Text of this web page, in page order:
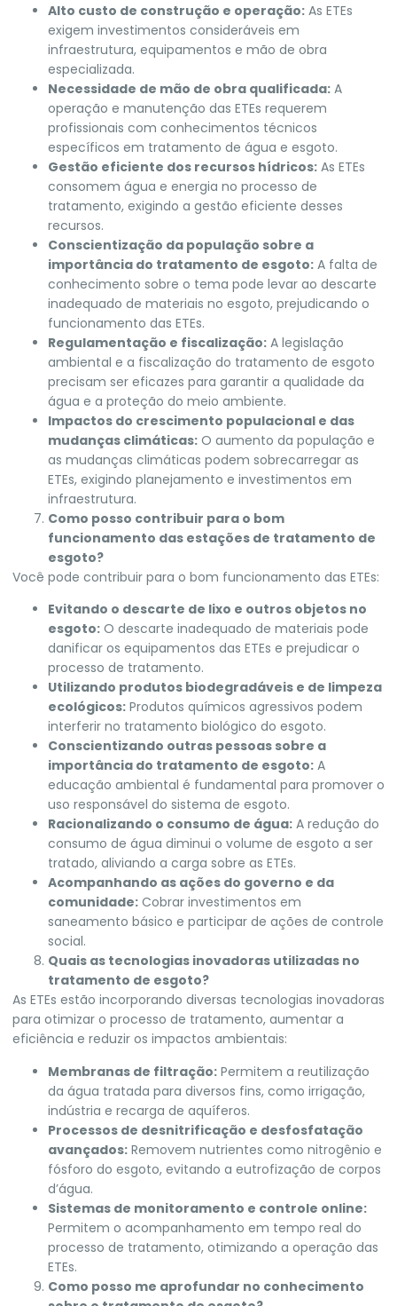
Alto custo de construção e operação: As ETEs
exigem investimentos consideráveis em
infraestrutura, equipamentos e mão de obra
especializada.
Necessidade de mão de obra qualificada: A
operação e manutenção das ETEs requerem
profissionais com conhecimentos técnicos
específicos em tratamento de água e esgoto.
Gestão eficiente dos recursos hídricos: As ETEs
consomem água e energia no processo de
tratamento, exigindo a gestão eficiente desses
recursos.
Conscientização da população sobre a
importância do tratamento de esgoto: A falta de
conhecimento sobre o tema pode levar ao descarte
inadequado de materiais no esgoto, prejudicando o
funcionamento das ETEs.
Regulamentação e fiscalização: A legislação
ambiental e a fiscalização do tratamento de esgoto
precisam ser eficazes para garantir a qualidade da
água e a proteção do meio ambiente.
Impactos do crescimento populacional e das
mudanças climáticas: O aumento da população e
as mudanças climáticas podem sobrecarregar as
ETEs, exigindo planejamento e investimentos em
infraestrutura.
Como posso contribuir para o bom
funcionamento das estações de tratamento de
esgoto?
Você pode contribuir para o bom funcionamento das ETEs:
Evitando o descarte de lixo e outros objetos no
esgoto: O descarte inadequado de materiais pode
danificar os equipamentos das ETEs e prejudicar o
processo de tratamento.
Utilizando produtos biodegradáveis e de limpeza
ecológicos: Produtos químicos agressivos podem
interferir no tratamento biológico do esgoto.
Conscientizando outras pessoas sobre a
importância do tratamento de esgoto: A
educação ambiental é fundamental para promover o
uso responsável do sistema de esgoto.
Racionalizando o consumo de água: A redução do
consumo de água diminui o volume de esgoto a ser
tratado, aliviando a carga sobre as ETEs.
Acompanhando as ações do governo e da
comunidade: Cobrar investimentos em
saneamento básico e participar de ações de controle
social.
Quais as tecnologias inovadoras utilizadas no
tratamento de esgoto?
As ETEs estão incorporando diversas tecnologias inovadoras
para otimizar o processo de tratamento, aumentar a
eficiência e reduzir os impactos ambientais:
Membranas de filtração: Permitem a reutilização
da água tratada para diversos fins, como irrigação,
indústria e recarga de aquíferos.
Processos de desnitrificação e desfosfatação
avançados: Removem nutrientes como nitrogênio e
fósforo do esgoto, evitando a eutrofização de corpos
d’água.
Sistemas de monitoramento e controle online:
Permitem o acompanhamento em tempo real do
processo de tratamento, otimizando a operação das
ETEs.
Como posso me aprofundar no conhecimento